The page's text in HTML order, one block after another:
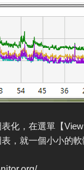
化，在選單【
，就一個小小的軟